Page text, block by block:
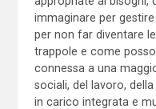
immaginare per
per non far diventare
trappole e come
connessa a una
sociali, del lavoro,
in carico integrata e